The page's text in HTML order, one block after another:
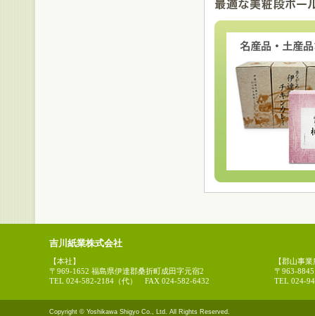
吉川紙業株式会社
【本社】
〒969-1652 福島県伊達郡桑折町成田字元宿2
TEL 024-582-2184（代） FAX 024-582-6432
【郡山事
〒963-
TEL 024-
Copyright © Yoshikawa Shigyo Co., Ltd. All Rights Reserved.